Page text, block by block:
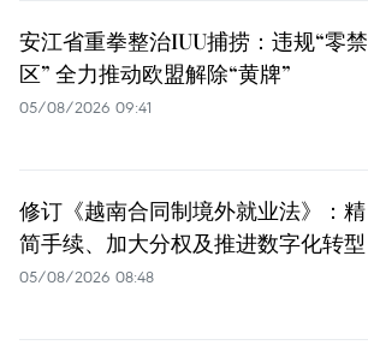
安江省重拳整治IUU捕捞：违规“零禁
区” 全力推动欧盟解除“黄牌”
05/08/2026 09:41
修订《越南合同制境外就业法》：精
简手续、加大分权及推进数字化转型
05/08/2026 08:48